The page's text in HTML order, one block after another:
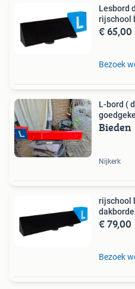
Lesbord
rijschool
€ 65,00
Bezoek
L-bord (
Bieden
Nijkerk
rijschool bord
€ 79,00
Bezoek